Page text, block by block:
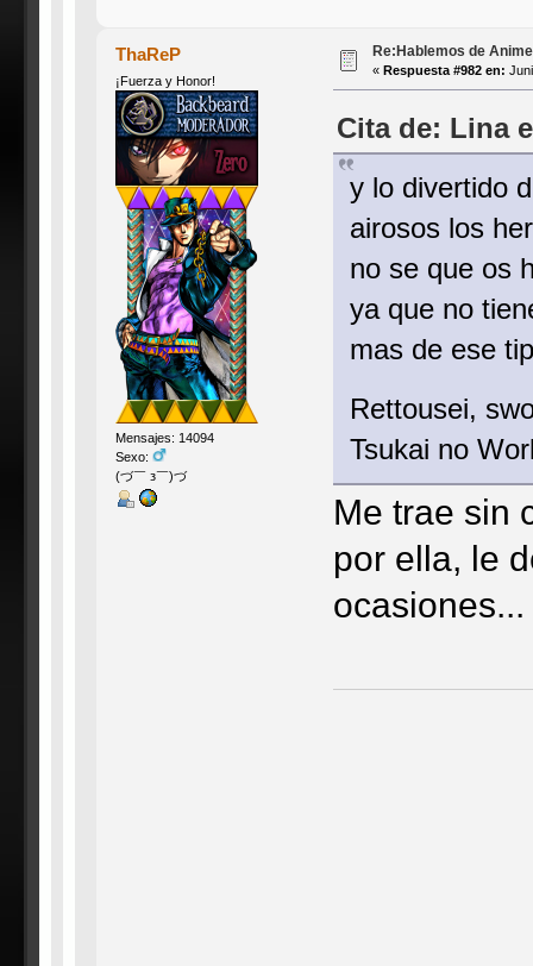
ThaReP
¡Fuerza y Honor!
Mensajes: 14094
Sexo:
(づ￣ з￣)づ
Re:Hablemos de
« Respuesta #982 en:
Cita de: Lina
y lo divertido
airosos los
no se que os
ya que no
mas de ese
Rettousei,
Tsukai no
Me trae sin
por ella, le